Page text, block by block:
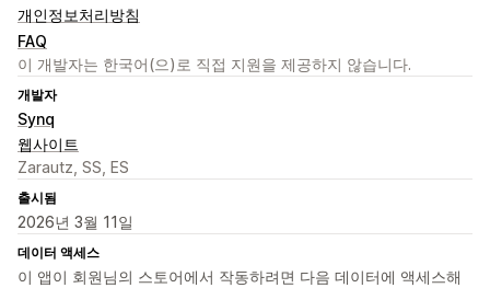
개인정보처리방침
FAQ
이 개발자는 한국어(으)로 직접 지원을 제공하지 않습니다.
개발자
Synq
웹사이트
Zarautz, SS, ES
출시됨
2026년 3월 11일
데이터 액세스
이 앱이 회원님의 스토어에서 작동하려면 다음 데이터에 액세스해